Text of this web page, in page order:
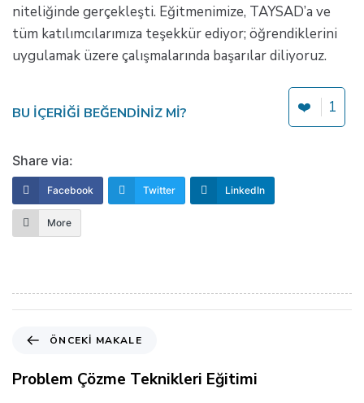
niteliğinde gerçekleşti. Eğitmenimize, TAYSAD’a ve
tüm katılımcılarımıza teşekkür ediyor; öğrendiklerini
uygulamak üzere çalışmalarında başarılar diliyoruz.
BU IÇERIĞI BEĞENDINIZ MI? ❤️ 1
Share via:
Facebook Twitter LinkedIn
More
c
e
ÖNCEKI MAKALE
Problem Çözme Teknikleri Eğitimi